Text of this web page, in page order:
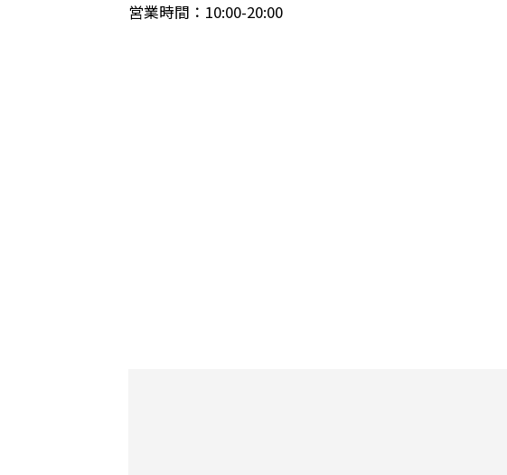
営業時間：10:00-20:00